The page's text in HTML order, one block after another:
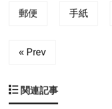
郵便 手紙
« Prev
関連記事